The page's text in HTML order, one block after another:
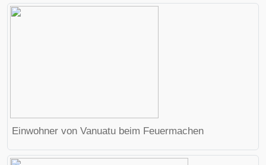
Einwohner von Vanuatu beim Feuermachen